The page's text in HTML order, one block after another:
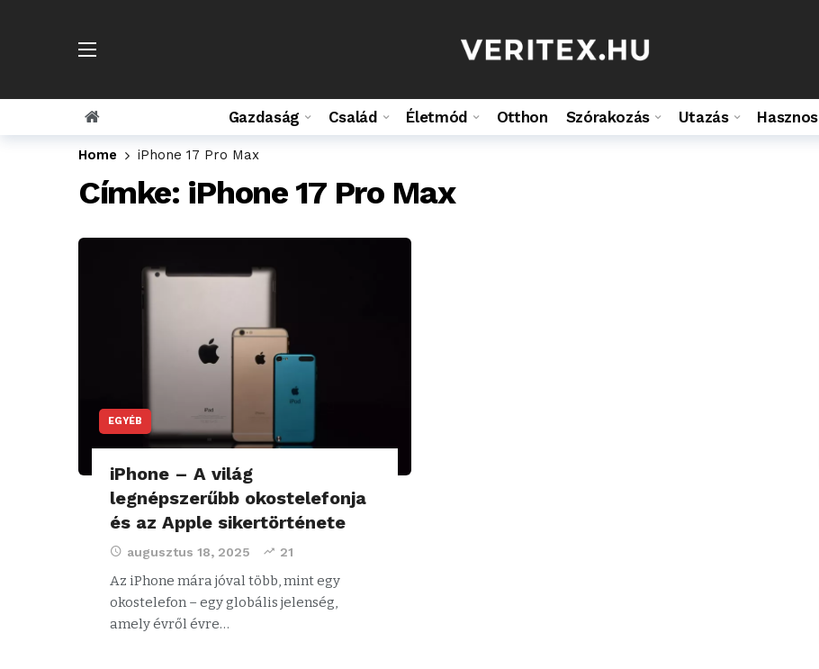
Gazdaság Család Életmód Otthon Szórakozás Utazás Hasznos
Home iPhone 17 Pro Max
Címke: iPhone 17 Pro Max
EGYÉB
iPhone – A világ
legnépszerűbb okostelefonja
és az Apple sikertörténete
augusztus 18, 2025 21
Az iPhone mára jóval több, mint egy
okostelefon – egy globális jelenség,
amely évről évre…